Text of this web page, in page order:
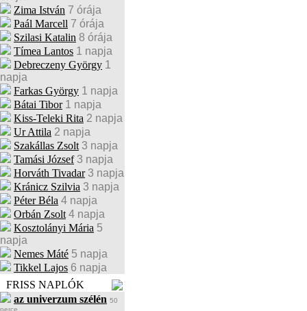
Zima István 7 órája
Paál Marcell 7 órája
Szilasi Katalin 8 órája
Tímea Lantos 1 napja
Debreczeny György 1
napja
Farkas György 1 napja
Bátai Tibor 1 napja
Kiss-Teleki Rita 2 napja
Ur Attila 2 napja
Szakállas Zsolt 3 napja
Tamási József 3 napja
Horváth Tivadar 3 napja
Kránicz Szilvia 3 napja
Péter Béla 4 napja
Orbán Zsolt 4 napja
Kosztolányi Mária 5
napja
Nemes Máté 5 napja
Tikkel Lajos 6 napja
FRISS NAPLÓK
az univerzum szélén 50
perce